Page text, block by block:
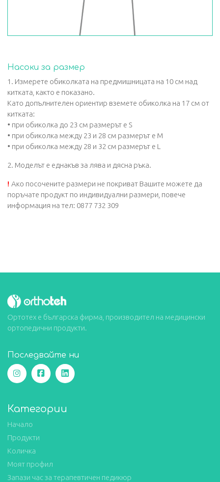
Насоки за размер
1. Измерете обиколката на предмишницата на 10 см над
китката, както е показано.
Като допълнителен ориентир вземете обиколка на 17 см от
китката:
• при обиколка до 23 см размерът е S
• при обиколка между 23 и 28 см размерът е М
• при обиколка между 28 и 32 см размерът е L
2. Моделът е еднакъв за лява и дясна ръка.
! Ако посочените размери не покриват Вашите можете да
поръчате продукт по индивидуални размери, повече
информация на тел: 0877 732 309
Ортотех е българска фирма, производител на медицински
ортопедични продукти.
Последвайте ни
Категории
Начало
Продукти
Количка
Моят профил
Запази час за терапевтичен педикюр